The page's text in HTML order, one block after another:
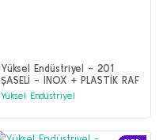
Yüksel Endüstriyel - 201
ŞASELİ - INOX + PLASTİK RAF
Yüksel Endüstriyel